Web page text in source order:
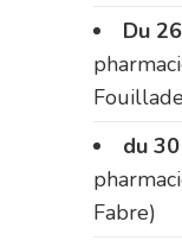
Du
du
Fabre)